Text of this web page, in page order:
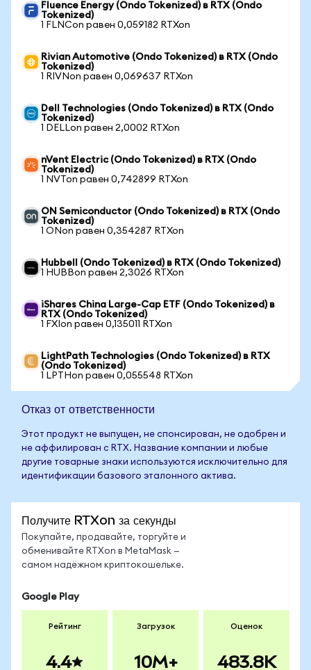
Fluence Energy (Ondo Tokenized) в RTX (Ondo
Tokenized)
1 FLNCon равен 0,059182 RTXon
Rivian Automotive (Ondo Tokenized) в RTX (Ondo
Tokenized)
1 RIVNon равен 0,069637 RTXon
Dell Technologies (Ondo Tokenized) в RTX (Ondo
Tokenized)
1 DELLon равен 2,0002 RTXon
nVent Electric (Ondo Tokenized) в RTX (Ondo
Tokenized)
1 NVTon равен 0,742899 RTXon
ON Semiconductor (Ondo Tokenized) в RTX (Ondo
Tokenized)
1 ONon равен 0,354287 RTXon
Hubbell (Ondo Tokenized) в RTX (Ondo Tokenized)
1 HUBBon равен 2,3026 RTXon
iShares China Large-Cap ETF (Ondo Tokenized) в
RTX (Ondo Tokenized)
1 FXIon равен 0,135011 RTXon
LightPath Technologies (Ondo Tokenized) в RTX
(Ondo Tokenized)
1 LPTHon равен 0,055548 RTXon
Отказ от ответственности
Этот продукт не выпущен, не спонсирован, не одобрен и
не аффилирован с RTX. Название компании и любые
другие товарные знаки используются исключительно для
идентификации базового эталонного актива.
Получите RTXon за секунды
Покупайте, продавайте, торгуйте и
обменивайте RTXon в MetaMask —
самом надёжном криптокошельке.
Google Play
Рейтинг
4.4
Загрузок
10M+
Оценок
483.8K